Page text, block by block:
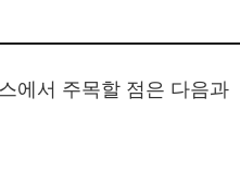
에서 주목할 점은 다음과